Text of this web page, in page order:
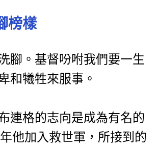
榜樣
腳。基督吩咐我們要一生
和犧牲來服事。
連格的志向是成為有名的
他加入救世軍，所接到的